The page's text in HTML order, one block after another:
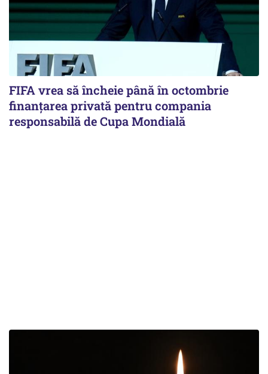
FIFA vrea să încheie până în octombrie
finanțarea privată pentru compania
responsabilă de Cupa Mondială